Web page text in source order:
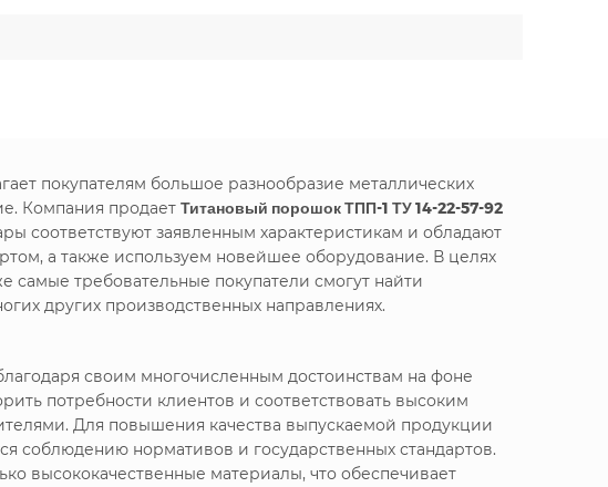
покупателям большое разнообразие металлических
Компания продает Титановый порошок ТПП-1 ТУ 14-22-57-92
соответствуют заявленным характеристикам и обладают
а также используем новейшее оборудование. В целях
требовательные покупатели смогут найти
других производственных направлениях.
своим многочисленным достоинствам на фоне
потребности клиентов и соответствовать высоким
Для повышения качества выпускаемой продукции
соблюдению нормативов и государственных стандартов.
высококачественные материалы, что обеспечивает